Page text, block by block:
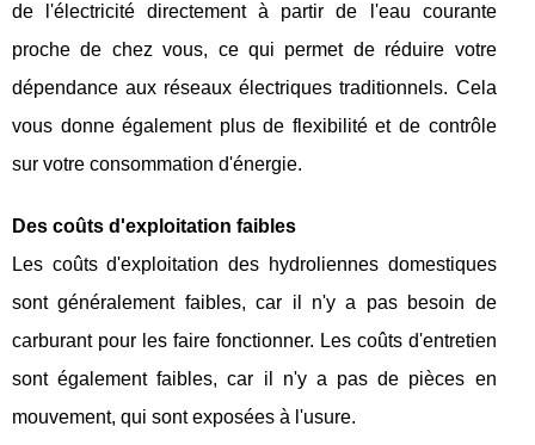
de l'électricité directement à partir de l'eau courante
proche de chez vous, ce qui permet de réduire votre
dépendance aux réseaux électriques traditionnels. Cela
vous donne également plus de flexibilité et de contrôle
sur votre consommation d'énergie.
Des coûts d'exploitation faibles
Les coûts d'exploitation des hydroliennes domestiques
sont généralement faibles, car il n'y a pas besoin de
carburant pour les faire fonctionner. Les coûts d'entretien
sont également faibles, car il n'y a pas de pièces en
mouvement, qui sont exposées à l'usure.